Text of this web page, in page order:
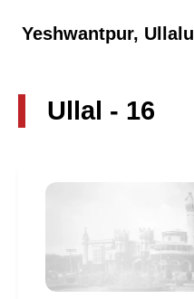
Yeshwantpur, Ullalu
Ullal - 16